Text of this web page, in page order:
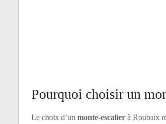
Pourquoi choisir un
Le choix d’un monte-escalier à Roubaix